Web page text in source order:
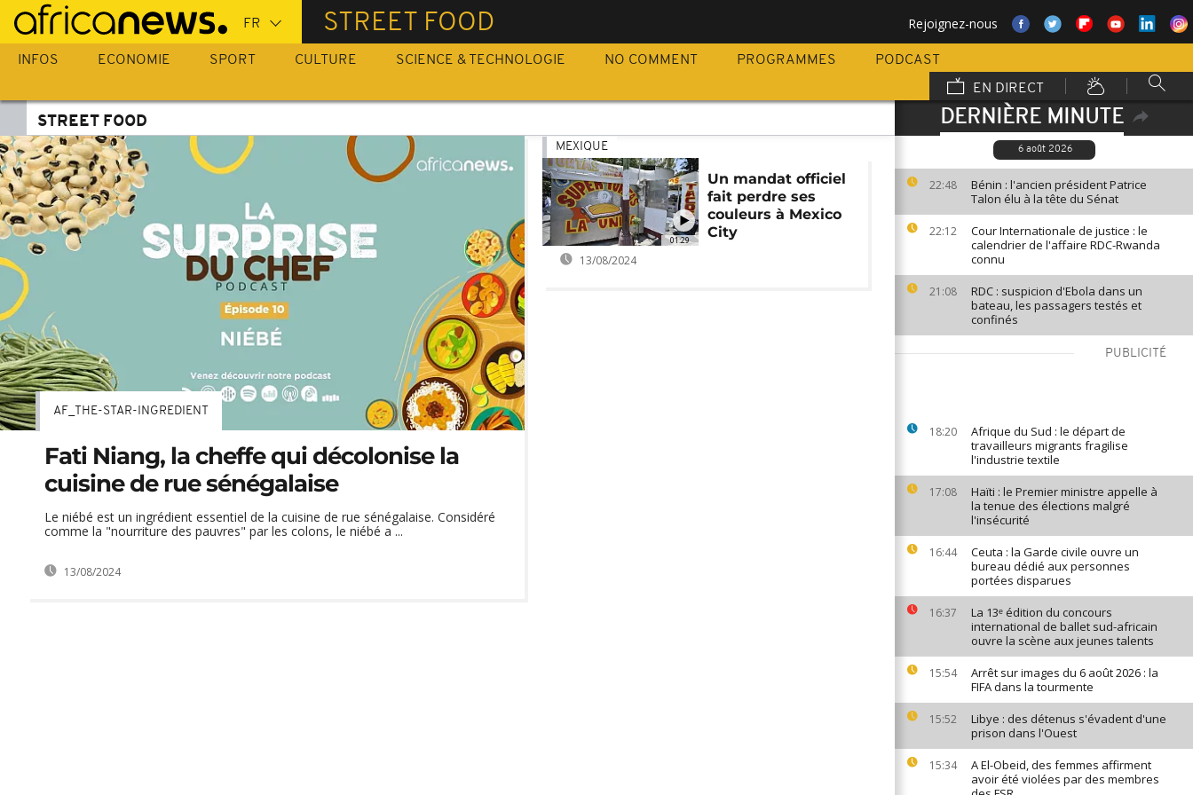
Passer
au
contenu
STREET FOOD Rejoignez-nous
INFOS ECONOMIE SPORT CULTURE SCIENCE & TECHNOLOGIE NO COMMENT PROGRAMMES
PODCAST
EN DIRECT
DERNIÈRE MINUTE
6 août 2026
22:48
Bénin : l'ancien président Patrice
Talon élu à la tête du Sénat
22:12
Cour Internationale de justice : le
calendrier de l'affaire RDC-Rwanda
connu
21:08
RDC : suspicion d'Ebola dans un
bateau, les passagers testés et
confinés
PUBLICITÉ
18:20
Afrique du Sud : le départ de
travailleurs migrants fragilise
l'industrie textile
17:08
Haïti : le Premier ministre appelle à
la tenue des élections malgré
l'insécurité
16:44
Ceuta : la Garde civile ouvre un
bureau dédié aux personnes
portées disparues
16:37
La 13ᵉ édition du concours
international de ballet sud-africain
ouvre la scène aux jeunes talents
15:54
Arrêt sur images du 6 août 2026 : la
FIFA dans la tourmente
15:52
Libye : des détenus s'évadent d'une
prison dans l'Ouest
15:34
A El-Obeid, des femmes affirment
avoir été violées par des membres
STREET FOOD
AF_THE-STAR-INGREDIENT
Fati Niang, la cheffe qui décolonise la
cuisine de rue sénégalaise
Le niébé est un ingrédient essentiel de la cuisine de rue sénégalaise. Considéré
comme la "nourriture des pauvres" par les colons, le niébé a ...
13/08/2024
01:29
MEXIQUE
Un mandat officiel
fait perdre ses
couleurs à Mexico
City
13/08/2024